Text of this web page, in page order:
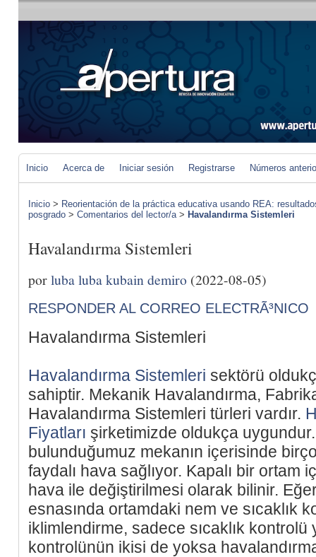
Inicio Acerca de Iniciar sesión Registrarse Números
Inicio > Reorientación de la práctica educativa usando REA:
posgrado > Comentarios del lector/a> Havalandırma Sistemleri
Havalandırma Sistemleri
porluba luba kubain demiro (2022-08-05)
RESPONDER AL CORREO ELECTRÃ³NICO
Havalandırma Sistemleri
Havalandırma Sistemleri sektörü
sahiptir. Mekanik Havalandırma,
Havalandırma Sistemleri türleri vardır.
Fiyatları şirketimizde oldukça
bulunduğumuz mekanın içerisinde
faydalı hava sağlıyor. Kapalı bir ortam
hava ile değiştirilmesi olarak bilinir.
esnasında ortamdaki nem ve sıcaklık
iklimlendirme, sadece sıcaklık kontrolü
kontrolünün ikisi de yoksa